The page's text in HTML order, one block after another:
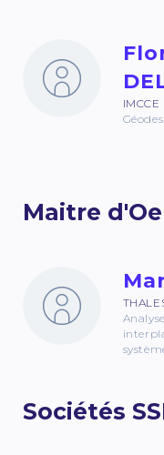
IMCCE
Maitre
Sociétés